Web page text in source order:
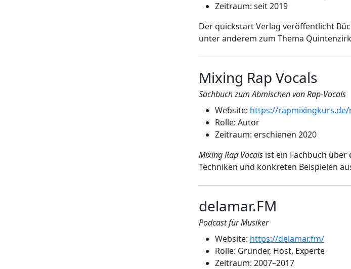
Zeitraum: seit 2019
Der quickstart Verlag veröffentlicht
unter anderem zum Thema
Mixing Rap Vocals
Sachbuch zum Abmischen von Rap-Vocals
Website: https://rapmixingkurs.de/
Rolle: Autor
Zeitraum: erschienen 2020
Mixing Rap Vocals ist ein Fachbuch
Techniken und konkreten Beispielen
delamar.FM
Podcast für Musiker
Website: https://delamar.fm/
Rolle: Gründer, Host, Experte
Zeitraum: 2007–2017